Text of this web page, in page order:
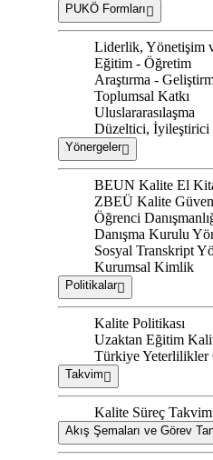
PUKÖ Formları
Liderlik, Yönetişim
Eğitim - Öğretim
Araştırma -
Toplumsal Katkı
Uluslararasılaşma
Düzeltici, İyileştirici
Yönergeler
BEUN Kalite El
ZBEÜ Kalite
Öğrenci
Danışma Kurulu
Sosyal Transkript
Kurumsal Kimlik
Politikalar
Kalite Politikası
Uzaktan Eğitim
Türkiye Yeterlilikler
Takvim
Kalite Süreç
Akış Şemaları ve Görev